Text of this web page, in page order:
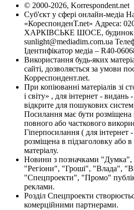
© 2000-2026, Korrespondent.net
Суб'єкт у сфері онлайн-медіа
«КореспонденТ.net» Адреса:
ХАРКІВСЬКЕ ШОСЕ, будинок
sunlight@mediadim.com.ua
Ідентифікатор медіа – R40-
Використання будь-яких
сайті, дозволяється за умови
Корреспондент.net.
При копіюванні матеріалів зі
і світу» , для інтернет - видань
відкрите для пошукових
Посилання має бути розміщена
повного або часткового
Гіперпосилання ( для
розміщена в підзаголовку або
матеріалу.
Новини з позначками "Думка",
"Регіони", "Гроші", "Влада",
"Спецпроекти", "Промо"
реклами.
Розділ Спецпроекти
комерційними партнерами.